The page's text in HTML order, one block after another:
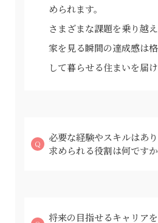
められます。
さまざまな課題を乗り越
家を見る瞬間の達成感は
して暮らせる住まいを届け
必要な経験やスキルはあり
求められる役割は何ですか
将来の目指せるキャリア